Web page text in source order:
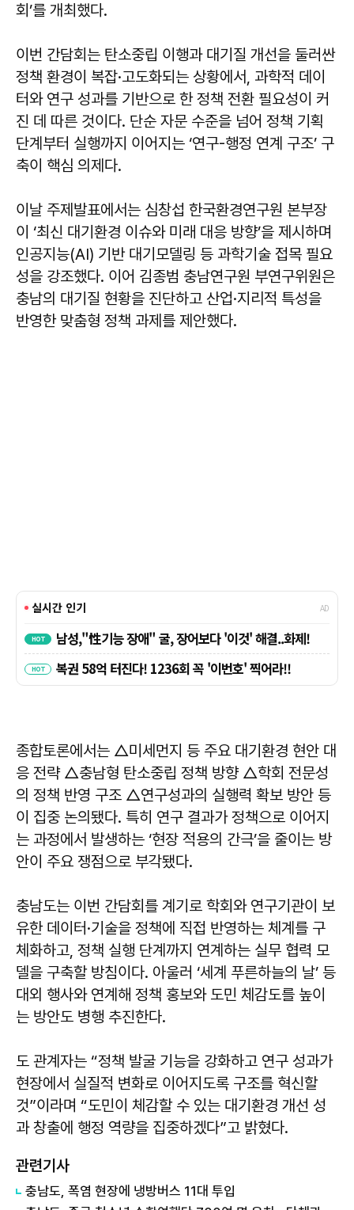
회’를 개최했다.
이번 간담회는 탄소중립 이행과 대기질 개선을 둘러싼
정책 환경이 복잡·고도화되는 상황에서, 과학적 데이
터와 연구 성과를 기반으로 한 정책 전환 필요성이 커
진 데 따른 것이다. 단순 자문 수준을 넘어 정책 기획
단계부터 실행까지 이어지는 ‘연구-행정 연계 구조’ 구
축이 핵심 의제다.
이날 주제발표에서는 심창섭 한국환경연구원 본부장
이 ‘최신 대기환경 이슈와 미래 대응 방향’을 제시하며
인공지능(AI) 기반 대기모델링 등 과학기술 접목 필요
성을 강조했다. 이어 김종범 충남연구원 부연구위원은
충남의 대기질 현황을 진단하고 산업·지리적 특성을
반영한 맞춤형 정책 과제를 제안했다.
종합토론에서는 △미세먼지 등 주요 대기환경 현안 대
응 전략 △충남형 탄소중립 정책 방향 △학회 전문성
의 정책 반영 구조 △연구성과의 실행력 확보 방안 등
이 집중 논의됐다. 특히 연구 결과가 정책으로 이어지
는 과정에서 발생하는 ‘현장 적용의 간극’을 줄이는 방
안이 주요 쟁점으로 부각됐다.
충남도는 이번 간담회를 계기로 학회와 연구기관이 보
유한 데이터·기술을 정책에 직접 반영하는 체계를 구
체화하고, 정책 실행 단계까지 연계하는 실무 협력 모
델을 구축할 방침이다. 아울러 ‘세계 푸른하늘의 날’ 등
대외 행사와 연계해 정책 홍보와 도민 체감도를 높이
는 방안도 병행 추진한다.
도 관계자는 “정책 발굴 기능을 강화하고 연구 성과가
현장에서 실질적 변화로 이어지도록 구조를 혁신할
것”이라며 “도민이 체감할 수 있는 대기환경 개선 성
과 창출에 행정 역량을 집중하겠다”고 밝혔다.
관련기사
충남도, 폭염 현장에 냉방버스 11대 투입